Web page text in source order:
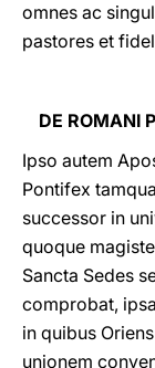
omnes ac
pastores et
DE ROMANI
Ipso autem
Pontifex
successor in
quoque
Sancta Sedes
comprobat,
in quibus
unionem